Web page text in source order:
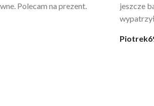
Kupuję już 3 raz i na